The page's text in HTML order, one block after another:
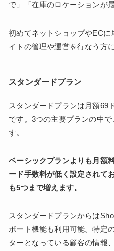
で」「在庫のロケーションが
初めてネットショップやECに
イトの管理や運営を行なう方
スタンダードプラン
スタンダードプランは月額69
です。3つの主要プランの中
す。
ベーシックプランよりも月額
ード手数料が低く設定されて
も5つまで増えます。
スタンダードプランからは
ポート機能も利用可能。特定
ターとなっている顧客の情報